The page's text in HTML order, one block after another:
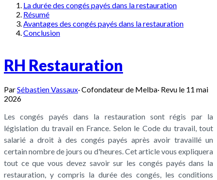
La durée des congés payés dans la restauration
Résumé
Avantages des congés payés dans la restauration
Conclusion
RH Restauration
ParSébastien Vassaux·Cofondateur de Melba· Revu le 11 mai
2026
Les congés payés dans la restauration sont régis par la
législation du travail en France. Selon le Code du travail, tout
salarié a droit à des congés payés après avoir travaillé un
certain nombre de jours ou d'heures. Cet article vous expliquera
tout ce que vous devez savoir sur les congés payés dans la
restauration, y compris la durée des congés, les conditions